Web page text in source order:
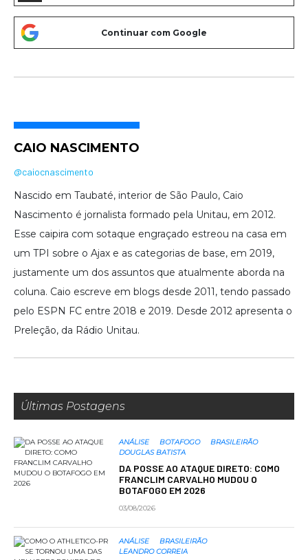
CAIO NASCIMENTO
@caiocnascimento
Nascido em Taubaté, interior de São Paulo, Caio
Nascimento é jornalista formado pela Unitau, em 2012.
Esse caipira com sotaque engraçado estreou na casa em
um TPI sobre o Ajax e as categorias de base, em 2019,
justamente um dos assuntos que atualmente aborda na
coluna. Caio escreve em blogs desde 2011, tendo passado
pelo ESPN FC entre 2018 e 2019. Desde 2012 apresenta o
Preleção, da Rádio Unitau.
Últimas Postagens
ANÁLISE BOTAFOGO
BRASILEIRÃO
DOUGLAS BATISTA
DA POSSE AO ATAQUE DIRETO: COMO
FRANCLIM CARVALHO MUDOU O
BOTAFOGO EM 2026
03/08/2026
ANÁLISE
BRASILEIRÃO
LEANDRO CORREIA